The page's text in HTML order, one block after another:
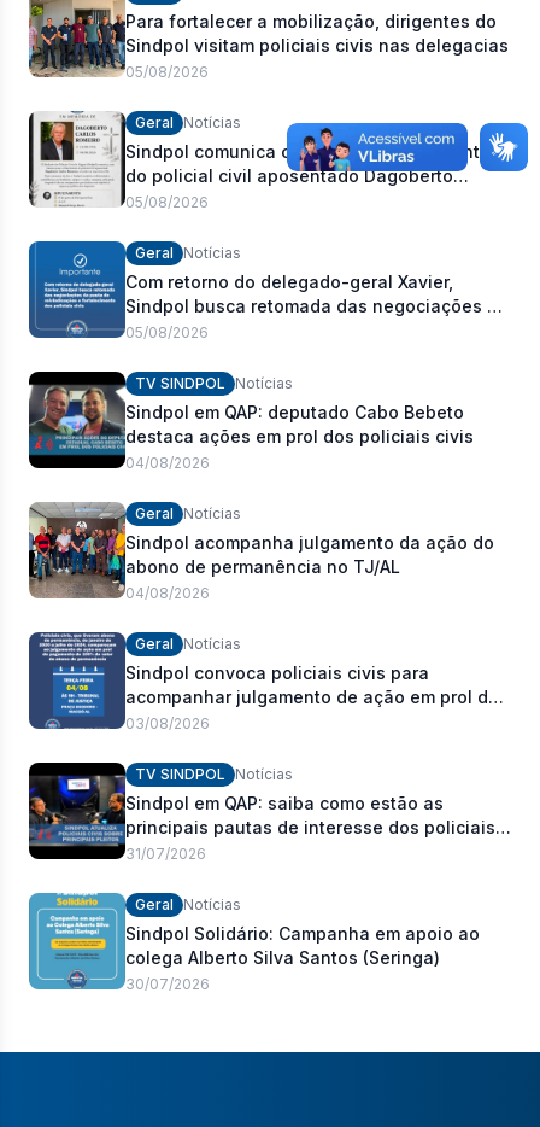
Para fortalecer a mobilização, dirigentes do
Sindpol visitam policiais civis nas delegacias
05/08/2026
Geral Notícias
Sindpol comunica com pesar o falecimento
do policial civil aposentado Dagoberto
Carlos Romeiro
05/08/2026
Geral Notícias
Com retorno do delegado-geral Xavier,
Sindpol busca retomada das negociações da
pauta de reivindicações e fortalecimento dos
05/08/2026
TV SINDPOL Notícias
Sindpol em QAP: deputado Cabo Bebeto
destaca ações em prol dos policiais civis
04/08/2026
Geral Notícias
Sindpol acompanha julgamento da ação do
abono de permanência no TJ/AL
04/08/2026
Geral Notícias
Sindpol convoca policiais civis para
acompanhar julgamento de ação em prol do
pagamento de 100% do abono de
03/08/2026
TV SINDPOL Notícias
Sindpol em QAP: saiba como estão as
principais pautas de interesse dos policiais
civis
31/07/2026
Geral Notícias
Sindpol Solidário: Campanha em apoio ao
colega Alberto Silva Santos (Seringa)
30/07/2026